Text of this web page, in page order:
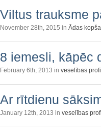
Viltus trauksme
November 28th, 2015 in Ādas
8 iemesli, kāpēc
February 6th, 2013 in veselības
Ar rītdienu
January 12th, 2013 in veselības